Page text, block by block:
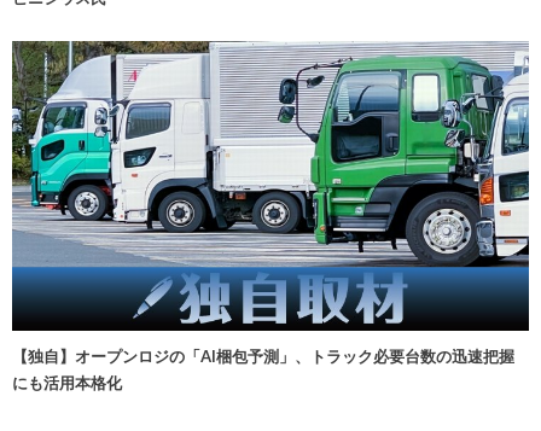
【独自】オープンロジの「AI梱包予測」、トラック必要台数の迅速把握
にも活用本格化